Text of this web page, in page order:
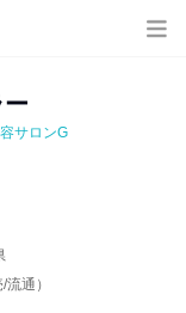
サロンG
通）